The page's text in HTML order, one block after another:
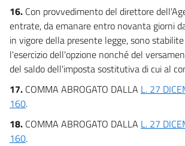
16. Con provvedimento del direttore
entrate, da emanare entro novanta giorni
in vigore della presente legge, sono
l'esercizio dell'opzione nonché del
del saldo dell'imposta sostitutiva di cui al
17. COMMA ABROGATO DALLA L. 27
160.
18. COMMA ABROGATO DALLA L. 27
160.